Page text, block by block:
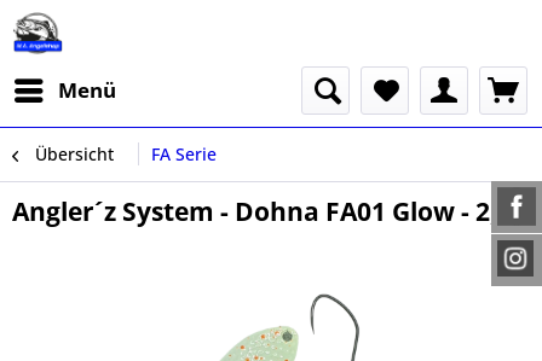
Menü
Übersicht FA Serie
Angler´z System - Dohna FA01 Glow - 2,5g